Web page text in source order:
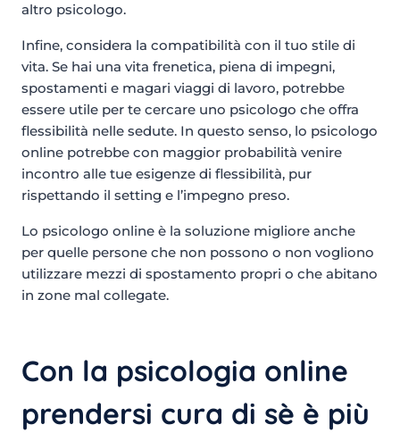
altro psicologo.
Infine, considera la compatibilità con il tuo stile di
vita. Se hai una vita frenetica, piena di impegni,
spostamenti e magari viaggi di lavoro, potrebbe
essere utile per te cercare uno psicologo che offra
flessibilità nelle sedute. In questo senso, lo psicologo
online potrebbe con maggior probabilità venire
incontro alle tue esigenze di flessibilità, pur
rispettando il setting e l’impegno preso.
Lo psicologo online è la soluzione migliore anche
per quelle persone che non possono o non vogliono
utilizzare mezzi di spostamento propri o che abitano
in zone mal collegate.
Con la psicologia online
prendersi cura di sè è più